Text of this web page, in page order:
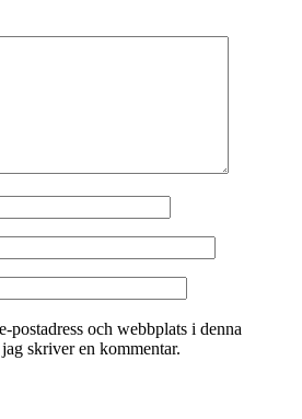
postadress och webbplats i denna
skriver en kommentar.